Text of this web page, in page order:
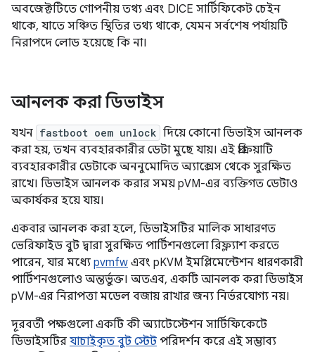
অবজেক্টটিতে গোপনীয় তথ্য এবং DICE সার্টিফিকেট চেইন
থাকে, যাতে সঞ্চিত স্থিতির তথ্য থাকে, যেমন সর্বশেষ পর্যায়টি
নিরাপদে লোড হয়েছে কি না।
আনলক করা ডিভাইস
যখন fastboot oem unlock দিয়ে কোনো ডিভাইস আনলক
করা হয়, তখন ব্যবহারকারীর ডেটা মুছে যায়। এই প্রক্রিয়াটি
ব্যবহারকারীর ডেটাকে অননুমোদিত অ্যাক্সেস থেকে সুরক্ষিত
রাখে। ডিভাইস আনলক করার সময় pVM-এর ব্যক্তিগত ডেটাও
অকার্যকর হয়ে যায়।
একবার আনলক করা হলে, ডিভাইসটির মালিক সাধারণত
ভেরিফাইড বুট দ্বারা সুরক্ষিত পার্টিশনগুলো রিফ্ল্যাশ করতে
পারেন, যার মধ্যে pvmfw এবং pKVM ইমপ্লিমেন্টেশন ধারণকারী
পার্টিশনগুলোও অন্তর্ভুক্ত। অতএব, একটি আনলক করা ডিভাইস
pVM-এর নিরাপত্তা মডেল বজায় রাখার জন্য নির্ভরযোগ্য নয়।
দূরবর্তী পক্ষগুলো একটি কী অ্যাটেস্টেশন সার্টিফিকেটে
ডিভাইসটির যাচাইকৃত বুট স্টেট পরিদর্শন করে এই সম্ভাব্য